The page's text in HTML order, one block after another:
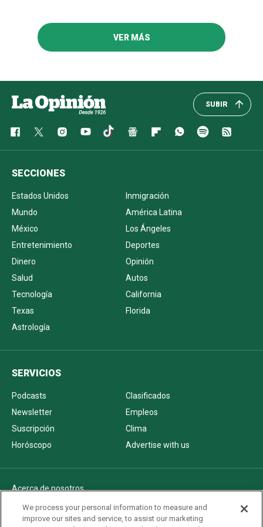
VER MÁS
SUBIR
SECCIONES
Estados Unidos
Inmigración
Mundo
América Latina
México
Los Ángeles
Entretenimiento
Deportes
Dinero
Opinión
Salud
Autos
Tecnología
California
Texas
Florida
Astrología
SERVICIOS
Podcasts
Clasificados
Newsletter
Empleos
Suscripción
Clima
Horóscopo
Advertise with us
Acerca de nosotros
Politica de privacidad
Pautas Editoriales
We process your personal information to measure and
improve our sites and service, to assist our marketing